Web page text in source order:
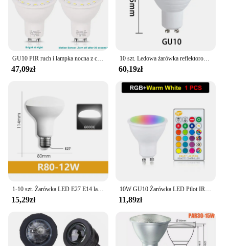
47,09zł
10 szt. Ledowa żarówka reflektorowa ściemniania GU10 MR16 7W 120 stopni kąt świecenia AC 110V 220V E27 lampa energooszczędna GU5.3 do wystroju wnętrz
60,19zł
15,29zł 11,89zł